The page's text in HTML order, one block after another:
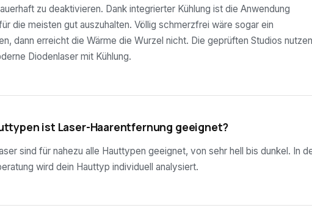
zu deaktivieren. Dank integrierter Kühlung ist die Anwendung
die meisten gut auszuhalten. Völlig schmerzfrei wäre sogar ein
dann erreicht die Wärme die Wurzel nicht. Die geprüften Studios nutzen
Diodenlaser mit Kühlung.
ist Laser-Haarentfernung geeignet?
sind für nahezu alle Hauttypen geeignet, von sehr hell bis dunkel. In
wird dein Hauttyp individuell analysiert.